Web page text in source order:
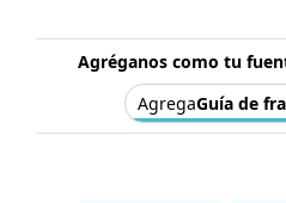
Agréganos como tu
AgregaGuía de